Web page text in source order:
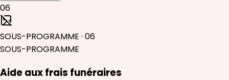
06
SOUS-PROGRAMME · 06
SOUS-PROGRAMME
Aide aux frais funéraires